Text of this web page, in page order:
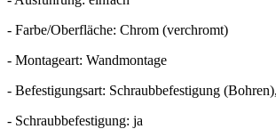
- Farbe/Oberfläche: Chrom (verchromt)
- Montageart: Wandmontage
- Befestigungsart: Schraubbefestigung
- Schraubbefestigung: ja